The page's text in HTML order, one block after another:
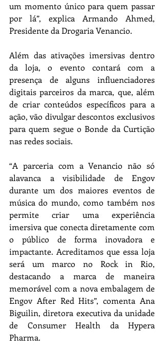
um momento único para quem passar
por lá”, explica Armando Ahmed,
Presidente da Drogaria Venancio.
Além das ativações imersivas dentro
da loja, o evento contará com a
presença de alguns influenciadores
digitais parceiros da marca, que, além
de criar conteúdos específicos para a
ação, vão divulgar descontos exclusivos
para quem segue o Bonde da Curtição
nas redes sociais.
“A parceria com a Venancio não só
alavanca a visibilidade de Engov
durante um dos maiores eventos de
música do mundo, como também nos
permite criar uma experiência
imersiva que conecta diretamente com
o público de forma inovadora e
impactante. Acreditamos que essa loja
será um marco no Rock in Rio,
destacando a marca de maneira
memorável com a nova embalagem de
Engov After Red Hits”, comenta Ana
Biguilin, diretora executiva da unidade
de Consumer Health da Hypera
Pharma.